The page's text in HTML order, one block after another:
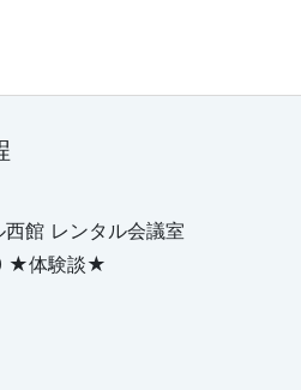
西館 レンタル会議室
★体験談★